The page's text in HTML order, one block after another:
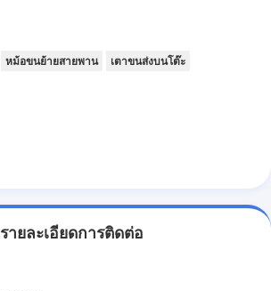
หม้อขนย้ายสายพาน เตาขนส่งบนโต๊ะ
รายละเอียดการติดต่อ